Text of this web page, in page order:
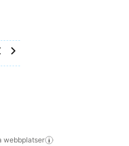
webbplatser